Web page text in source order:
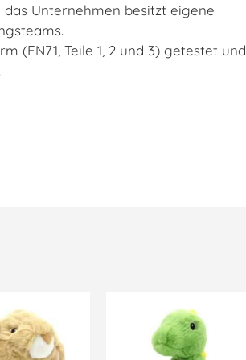
Unternehmen besitzt eigene
(EN71, Teile 1, 2 und 3) getestet und